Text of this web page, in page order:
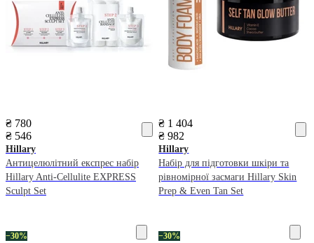
₴ 780
₴ 546
Hillary
Антицелюлітний експрес набір
Hillary Anti-Cellulite EXPRESS
Sculpt Set
₴ 1 404
₴ 982
Hillary
Набір для підготовки шкіри та
рівномірної засмаги Hillary Skin
Prep & Even Tan Set
−30% −30%